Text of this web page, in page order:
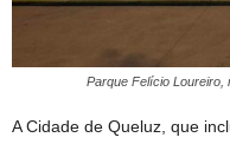
Parque Felício Loureiro,
A Cidade de Queluz, que